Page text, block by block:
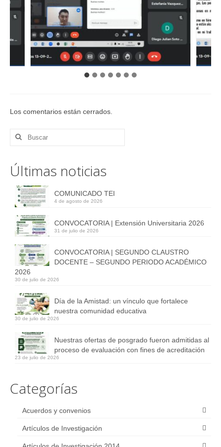
Docentes
Documentos para Confirmacion y Concurso
Docente
Plan de Actualización Docente
Postgrado
Extensión
Investigación
Eventos Científicos
2022
Proyectos de Investigación
Participación en Eventos Científicos
2021
2023
2014
2015
2018
Los comentarios están cerrados.
Últimas noticias
COMUNICADO TEI
4 de agosto de 2026
CONVOCATORIA | Extensión Universitaria 2026
31 de julio de 2026
CONVOCATORIA | SEGUNDO CLAUSTRO
DOCENTE – SEGUNDO PERIODO ACADÉMICO
2026
30 de julio de 2026
Día de la Amistad: un vínculo que fortalece
nuestra comunidad educativa
30 de julio de 2026
Nuestras ofertas de posgrado fueron admitidas al
proceso de evaluación con fines de acreditación
23 de julio de 2026
Categorías
Acuerdos y convenios
Artículos de Investigación